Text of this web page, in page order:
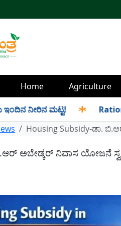
Home Agriculture
ನೀರಿನ ಮಟ್ಟ! ✱ Ration
Housing Subsidy-ಡಾ.
ಅಬೇಡ್ಕರ್ ನಿವಾಸ ಯೋಜನೆ